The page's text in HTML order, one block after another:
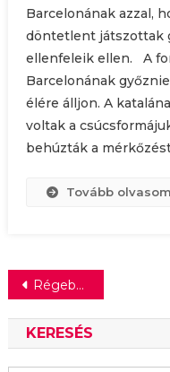
Barcelonának azzal,
döntetlent játszottak
ellenfeleik ellen. A
Barcelonának
élére álljon. A
voltak a
behúzták a
Tovább olvasom
Bejegyzés
navigáció
Régebbi bejegyzések
KERESÉS